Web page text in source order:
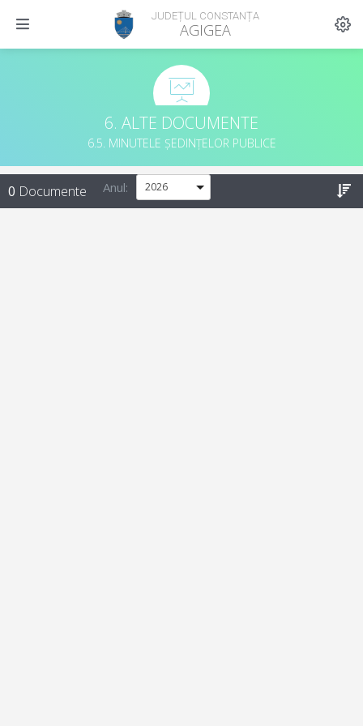
JUDEȚUL CONSTANȚA
AGIGEA
6. ALTE DOCUMENTE
6.5. MINUTELE ȘEDINȚELOR PUBLICE
0 Documente Anul: